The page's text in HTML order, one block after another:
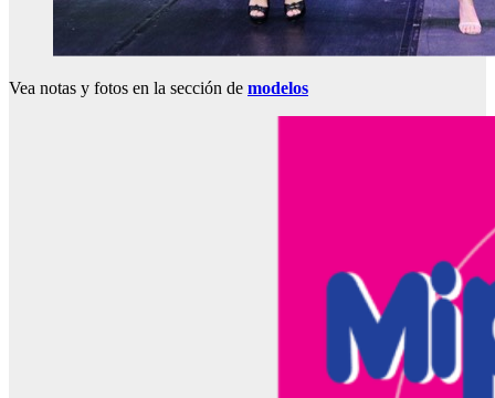
Vea notas y fotos en la sección de modelos